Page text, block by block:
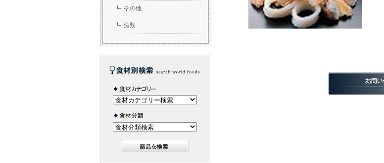
その他
酒類